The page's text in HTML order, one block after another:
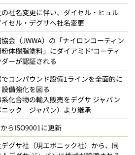
社名変更に伴い、ダイセル・ヒュル
セル・デグサへ社名変更
会（JWWA）の「ナイロンコーティン
体樹脂塗料」にダイアミド®コーティ
ーが認証される
コンパウンド設備1ラインを全面的に
備強化を図る
化合物の輸入販売をデグサ ジャパン
ニック ジャパン）より継承
らISO9001に更新
グサ社（現エボニック社）から、同